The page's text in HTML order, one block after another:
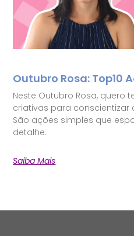
Outubro Rosa: Top10
Neste Outubro Rosa, quero
criativas para conscientizar
São ações simples que
detalhe.
Saiba Mais